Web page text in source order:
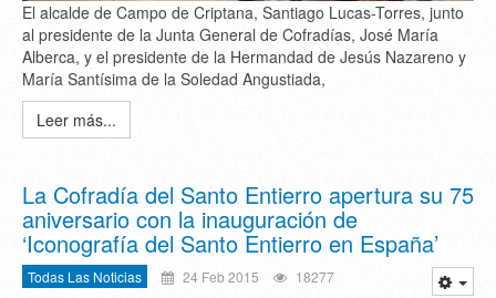
El alcalde de Campo de Criptana, Santiago Lucas-Torres, junto
al presidente de la Junta General de Cofradías, José María
Alberca, y el presidente de la Hermandad de Jesús Nazareno y
María Santísima de la Soledad Angustiada,
Leer más...
La Cofradía del Santo Entierro apertura su 75
aniversario con la inauguración de
‘Iconografía del Santo Entierro en España’
Todas Las Noticias 24 Feb 2015 18277